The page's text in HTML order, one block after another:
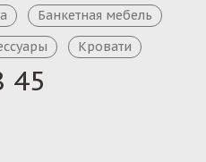
45
Банкетная мебель
Кровати